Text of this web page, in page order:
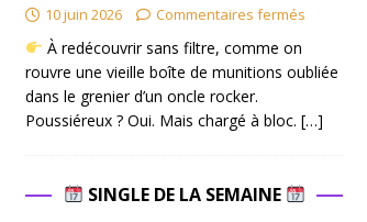
10 juin 2026 Commentaires fermés
À redécouvrir sans filtre, comme on
rouvre une vieille boîte de munitions oubliée
dans le grenier d’un oncle rocker.
Poussiéreux ? Oui. Mais chargé à bloc. […]
SINGLE DE LA SEMAINE